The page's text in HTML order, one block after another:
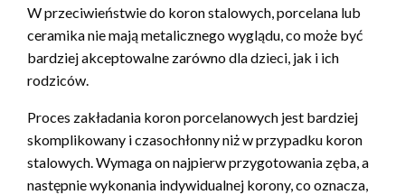
W przeciwieństwie do koron stalowych, porcelana lub
ceramika nie mają metalicznego wyglądu, co może być
bardziej akceptowalne zarówno dla dzieci, jak i ich
rodziców.
Proces zakładania koron porcelanowych jest bardziej
skomplikowany i czasochłonny niż w przypadku koron
stalowych. Wymaga on najpierw przygotowania zęba, a
następnie wykonania indywidualnej korony, co oznacza,